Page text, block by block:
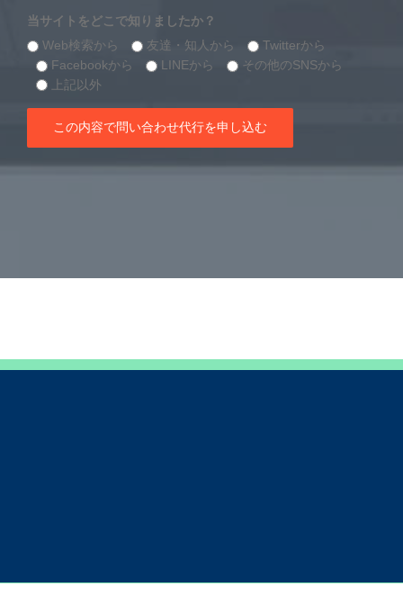
当サイトをどこで知りましたか？
Web検索から
友達・知人から
Twitterから
Facebookから
LINEから
その他のSNSから
上記以外